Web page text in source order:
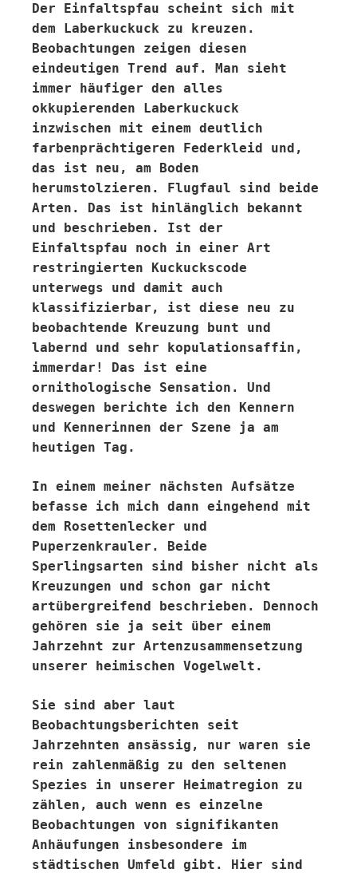
Der Einfaltspfau scheint sich mit
dem Laberkuckuck zu kreuzen.
Beobachtungen zeigen diesen
eindeutigen Trend auf. Man sieht
immer häufiger den alles
okkupierenden Laberkuckuck
inzwischen mit einem deutlich
farbenprächtigeren Federkleid und,
das ist neu, am Boden
herumstolzieren. Flugfaul sind beide
Arten. Das ist hinlänglich bekannt
und beschrieben. Ist der
Einfaltspfau noch in einer Art
restringierten Kuckuckscode
unterwegs und damit auch
klassifizierbar, ist diese neu zu
beobachtende Kreuzung bunt und
labernd und sehr kopulationsaffin,
immerdar! Das ist eine
ornithologische Sensation. Und
deswegen berichte ich den Kennern
und Kennerinnen der Szene ja am
heutigen Tag.
In einem meiner nächsten Aufsätze
befasse ich mich dann eingehend mit
dem Rosettenlecker und
Puperzenkrauler. Beide
Sperlingsarten sind bisher nicht als
Kreuzungen und schon gar nicht
artübergreifend beschrieben. Dennoch
gehören sie ja seit über einem
Jahrzehnt zur Artenzusammensetzung
unserer heimischen Vogelwelt.
Sie sind aber laut
Beobachtungsberichten seit
Jahrzehnten ansässig, nur waren sie
rein zahlenmäßig zu den seltenen
Spezies in unserer Heimatregion zu
zählen, auch wenn es einzelne
Beobachtungen von signifikanten
Anhäufungen insbesondere im
städtischen Umfeld gibt. Hier sind